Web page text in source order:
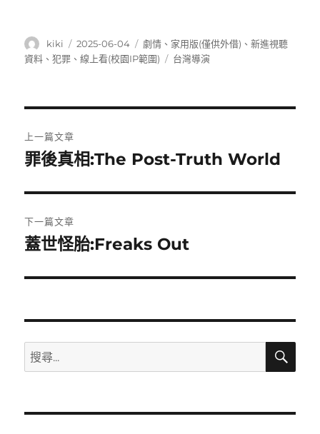
作
者
kiki
發
佈
2025-06-04
分
類
劇情 、 家用版(僅供外借) 、新進視聽
資料 、犯罪 、線上看(校園IP範圍)
標
台灣導演
章
覽
上一篇文章
上
篇
文
章:
罪後真相:The Post-Truth World
下一篇文章
下
篇
章:
蓋世怪胎:Freaks Out
搜
尋
鍵
搜